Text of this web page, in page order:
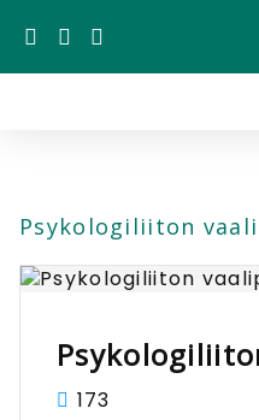
Psykologiliiton
173